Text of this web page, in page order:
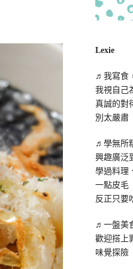
Lexie
♬我寫食
我視自己
真誠的對
別太嚴肅
♬學無所
興趣廣泛
學過料理
一點皮毛
反正只要
♬一盤美
歡迎搭上
味覺探險